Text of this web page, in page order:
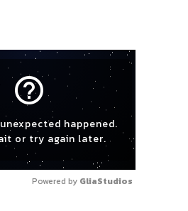
help_outline
happened.
or try again later.
Powered by GliaStudios